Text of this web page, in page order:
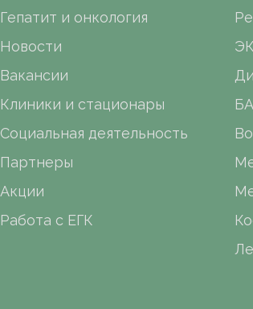
Гепатит и онкология
Новости
Вакансии
Клиники и стационары
Социальная деятельность
Партнеры
Акции
Работа с ЕГК